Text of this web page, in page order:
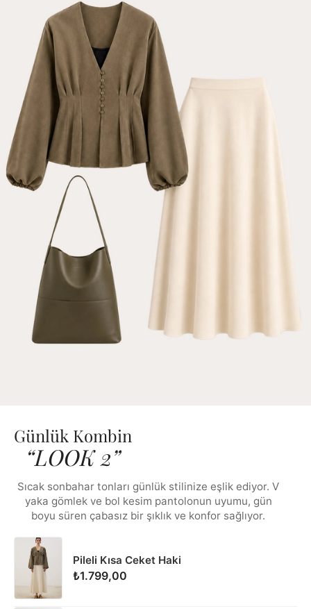
Günlük Kombin
“LOOK 2”
Sıcak sonbahar tonları günlük stilinize eşlik ediyor. V
yaka gömlek ve bol kesim pantolonun uyumu, gün
boyu süren çabasız bir şıklık ve konfor sağlıyor.
Pileli Kısa Ceket Haki
₺1.799,00